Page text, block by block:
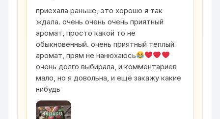
приехала раньше, это хорошо я так
ждала. очень очень очень приятный
аромат, просто какой то не
обыкновенный. очень приятный теплый
аромат, прям не нанюхаюсь
очень долго выбирала, и комментариев
мало, но я довольна, и ещё закажу какие
нибудь